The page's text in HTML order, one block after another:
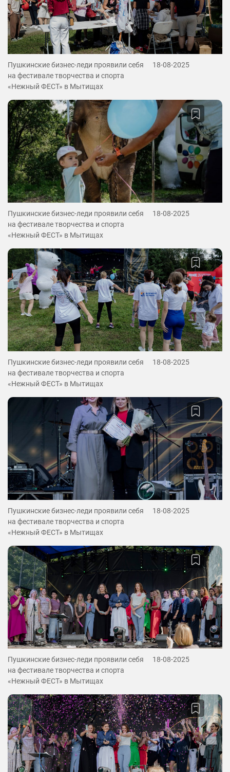
Пушкинские бизнес-леди проявили себя
на фестивале творчества и спорта
«Нежный ФЕСТ» в Мытищах
18-08-2025
Пушкинские бизнес-леди проявили себя
на фестивале творчества и спорта
«Нежный ФЕСТ» в Мытищах
18-08-2025
Пушкинские бизнес-леди проявили себя
на фестивале творчества и спорта
«Нежный ФЕСТ» в Мытищах
18-08-2025
Пушкинские бизнес-леди проявили себя
на фестивале творчества и спорта
«Нежный ФЕСТ» в Мытищах
18-08-2025
Пушкинские бизнес-леди проявили себя
на фестивале творчества и спорта
«Нежный ФЕСТ» в Мытищах
18-08-2025